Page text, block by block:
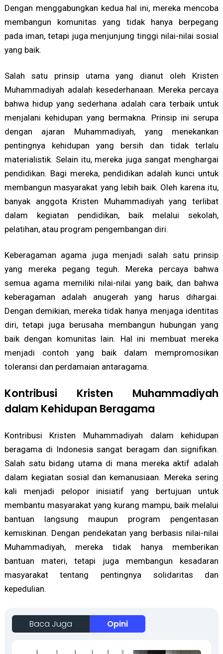
Dengan menggabungkan kedua hal ini, mereka mencoba
membangun komunitas yang tidak hanya berpegang
pada iman, tetapi juga menjunjung tinggi nilai-nilai sosial
yang baik.
Salah satu prinsip utama yang dianut oleh Kristen
Muhammadiyah adalah kesederhanaan. Mereka percaya
bahwa hidup yang sederhana adalah cara terbaik untuk
menjalani kehidupan yang bermakna. Prinsip ini serupa
dengan ajaran Muhammadiyah, yang menekankan
pentingnya kehidupan yang bersih dan tidak terlalu
materialistik. Selain itu, mereka juga sangat menghargai
pendidikan. Bagi mereka, pendidikan adalah kunci untuk
membangun masyarakat yang lebih baik. Oleh karena itu,
banyak anggota Kristen Muhammadiyah yang terlibat
dalam kegiatan pendidikan, baik melalui sekolah,
pelatihan, atau program pengembangan diri.
Keberagaman agama juga menjadi salah satu prinsip
yang mereka pegang teguh. Mereka percaya bahwa
semua agama memiliki nilai-nilai yang baik, dan bahwa
keberagaman adalah anugerah yang harus dihargai.
Dengan demikian, mereka tidak hanya menjaga identitas
diri, tetapi juga berusaha membangun hubungan yang
baik dengan komunitas lain. Hal ini membuat mereka
menjadi contoh yang baik dalam mempromosikan
toleransi dan perdamaian antaragama.
Kontribusi Kristen Muhammadiyah
dalam Kehidupan Beragama
Kontribusi Kristen Muhammadiyah dalam kehidupan
beragama di Indonesia sangat beragam dan signifikan.
Salah satu bidang utama di mana mereka aktif adalah
dalam kegiatan sosial dan kemanusiaan. Mereka sering
kali menjadi pelopor inisiatif yang bertujuan untuk
membantu masyarakat yang kurang mampu, baik melalui
bantuan langsung maupun program pengentasan
kemiskinan. Dengan pendekatan yang berbasis nilai-nilai
Muhammadiyah, mereka tidak hanya memberikan
bantuan materi, tetapi juga membangun kesadaran
masyarakat tentang pentingnya solidaritas dan
kepedulian.
Baca Juga Opini